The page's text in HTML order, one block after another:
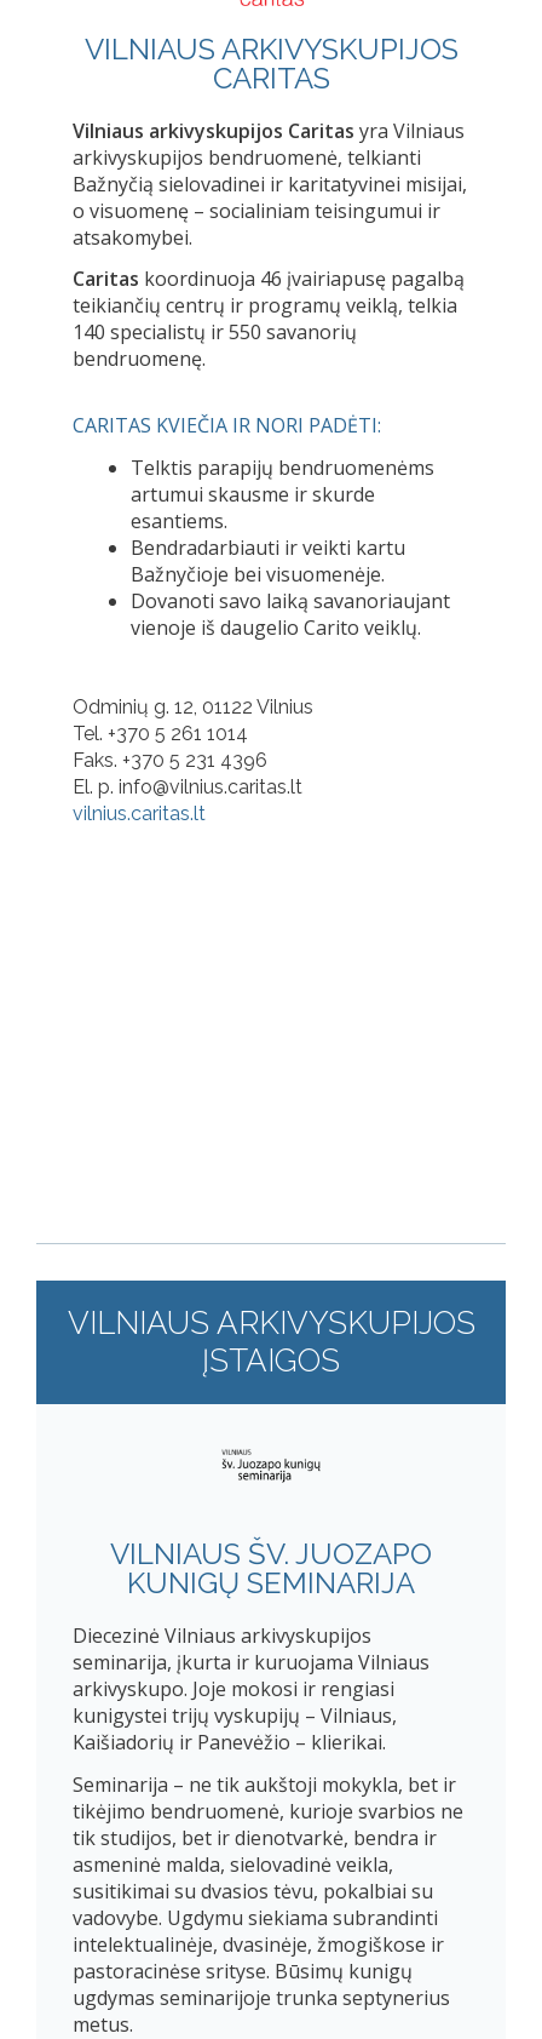
VILNIAUS ARKIVYSKUPIJOS
CARITAS
Vilniaus arkivyskupijos Caritas yra Vilniaus
arkivyskupijos bendruomenė, telkianti
Bažnyčią sielovadinei ir karitatyvinei misijai,
o visuomenę – socialiniam teisingumui ir
atsakomybei.
Caritas koordinuoja 46 įvairiapusę pagalbą
teikiančių centrų ir programų veiklą, telkia
140 specialistų ir 550 savanorių
bendruomenę.
CARITAS KVIEČIA IR NORI PADĖTI:
Telktis parapijų bendruomenėms
artumui skausme ir skurde
esantiems.
Bendradarbiauti ir veikti kartu
Bažnyčioje bei visuomenėje.
Dovanoti savo laiką savanoriaujant
vienoje iš daugelio Carito veiklų.
Odminių g. 12, 01122 Vilnius
Tel. +370 5 261 1014
Faks. +370 5 231 4396
El. p. info@vilnius.caritas.lt
vilnius.caritas.lt
VILNIAUS ARKIVYSKUPIJOS
ĮSTAIGOS
VILNIAUS ŠV. JUOZAPO
KUNIGŲ SEMINARIJA
Diecezinė Vilniaus arkivyskupijos
seminarija, įkurta ir kuruojama Vilniaus
arkivyskupo. Joje mokosi ir rengiasi
kunigystei trijų vyskupijų – Vilniaus,
Kaišiadorių ir Panevėžio – klierikai.
Seminarija – ne tik aukštoji mokykla, bet ir
tikėjimo bendruomenė, kurioje svarbios ne
tik studijos, bet ir dienotvarkė, bendra ir
asmeninė malda, sielovadinė veikla,
susitikimai su dvasios tėvu, pokalbiai su
vadovybe. Ugdymu siekiama subrandinti
intelektualinėje, dvasinėje, žmogiškose ir
pastoracinėse srityse. Būsimų kunigų
ugdymas seminarijoje trunka septynerius
metus.